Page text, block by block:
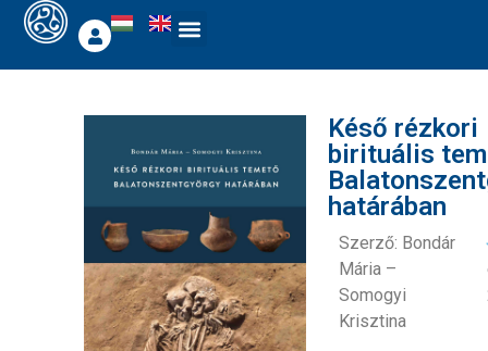
Késő rézkori
birituális
határában
Szerző: Bondár
Mária –
Somogyi
Krisztina